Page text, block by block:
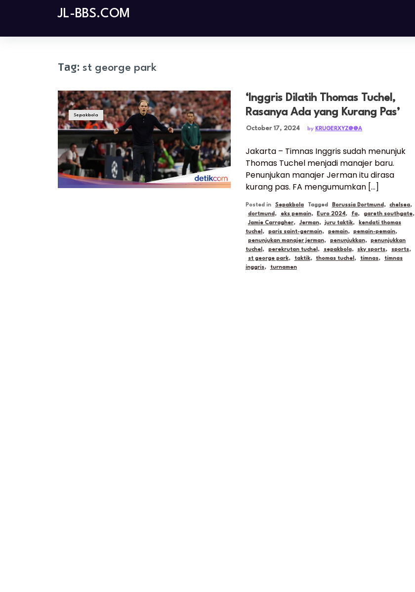
JL-BBS.COM
Tag: st george park
Sepakbola
‘Inggris Dilatih Thomas Tuchel,
Rasanya Ada yang Kurang Pas’
Posted on
October 17, 2024 by KRUGERXYZ@@A
Jakarta – Timnas Inggris sudah menunjuk
Thomas Tuchel menjadi manajer baru.
Penunjukan manajer Jerman itu dirasa
kurang pas. FA mengumumkan […]
Posted in Sepakbola Tagged Borussia Dortmund , chelsea,
dortmund , eks pemain, Euro 2024 , fa, gareth southgate,
Jamie Carragher, Jerman, juru taktik,
kendati thomas
tuchel , paris saint-germain, pemain, pemain-pemain,
penunjukan manajer jerman, penunjukkan,
penunjukkan
tuchel , perekrutan tuchel , sepakbola, sky sports, sports,
st george park, taktik, thomas tuchel , timnas,
timnas
inggris, turnamen